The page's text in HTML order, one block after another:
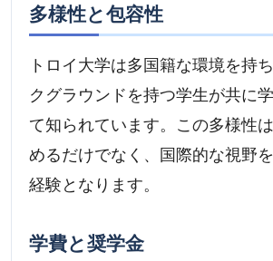
多様性と包容性
トロイ大学は多国籍な環境を持
クグラウンドを持つ学生が共に
て知られています。この多様性
めるだけでなく、国際的な視野
経験となります。
学費と奨学金